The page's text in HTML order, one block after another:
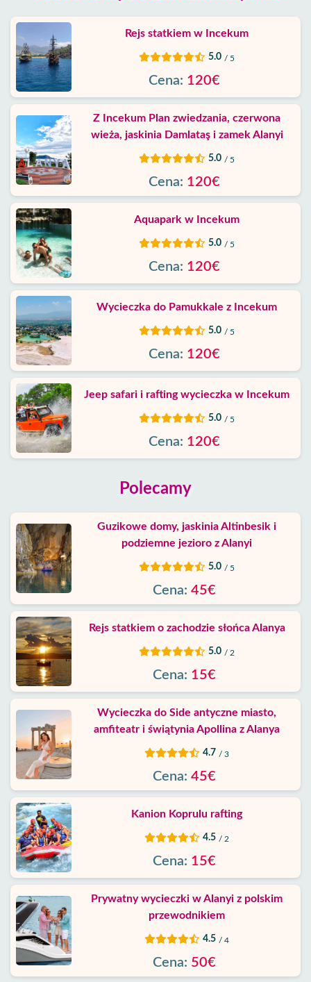
Rejs statkiem w Incekum
5.0 / 5
Cena: 120€
Z Incekum Plan zwiedzania, czerwona
wieża, jaskinia Damlataş i zamek Alanyi
5.0 / 5
Cena: 120€
Aquapark w Incekum
5.0 / 5
Cena: 120€
Wycieczka do Pamukkale z Incekum
5.0 / 5
Cena: 120€
Jeep safari i rafting wycieczka w Incekum
5.0 / 5
Cena: 120€
Polecamy
Guzikowe domy, jaskinia Altinbesik i
podziemne jezioro z Alanyi
5.0 / 5
Cena: 45€
Rejs statkiem o zachodzie słońca Alanya
5.0 / 2
Cena: 15€
Wycieczka do Side antyczne miasto,
amfiteatr i świątynia Apollina z Alanya
4.7 / 3
Cena: 45€
Kanion Koprulu rafting
4.5 / 2
Cena: 15€
Prywatny wycieczki w Alanyi z polskim
przewodnikiem
4.5 / 4
Cena: 50€